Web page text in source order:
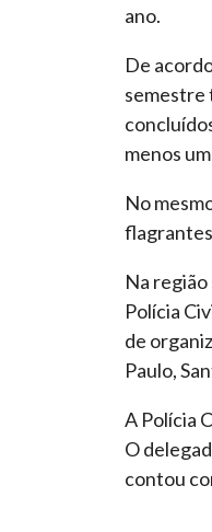
ano.
De
semestre
menos
No
Na
Polícia
de
Paulo,
A Polícia
O
contou